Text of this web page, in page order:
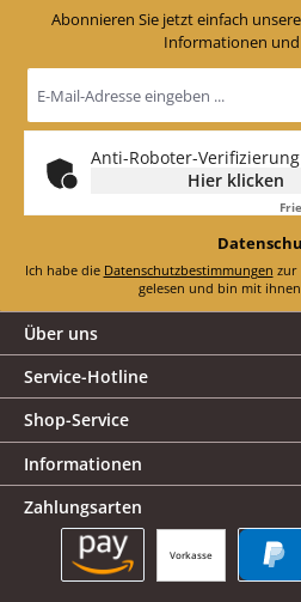
Abonnieren Sie jetzt einfach
Informationen
Mail-
Adresse
*
Anti-Roboter-Verifizierung
Hier klicken
Ich habe die Datenschutzbestimmungen zur
gelesen und bin mit
Über uns
Service-Hotline
Shop-Service
Informationen
Zahlungsarten
Vorkasse